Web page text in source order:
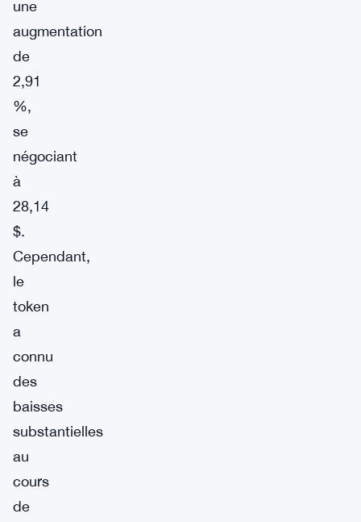
une
augmentation
de
2,91
%,
se
négociant
à
28,14
$.
Cependant,
le
token
a
connu
des
baisses
substantielles
au
cours
de